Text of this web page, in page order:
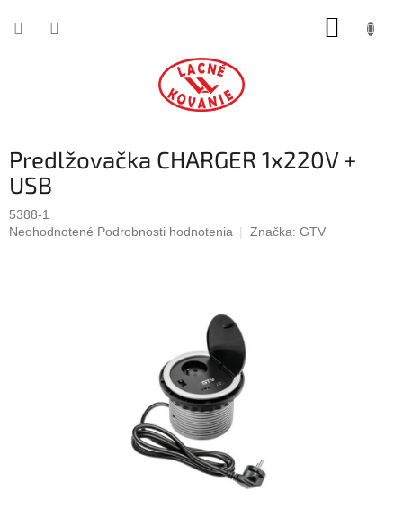
Predlžovačka CHARGER 1x220V +
USB
5388-1
Priemerné
Neohodnotené Podrobnosti hodnotenia Značka: GTV